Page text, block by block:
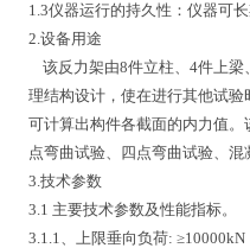
1.3仪器运行的持久性：仪器可
2.设备用途
该反力架由8件立柱、4件上梁
理结构设计，使在进行其他试
可计算出构件各截面的内力值
点弯曲试验、四点弯曲试验、混
3.技术参数
3.1 主要技术参数及性能指标。
3.1.1、上限垂向负荷: ≥10000kN